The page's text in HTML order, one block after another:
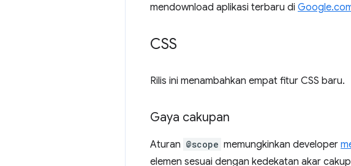
mendownload aplikasi terbaru di
CSS
Rilis ini menambahkan empat fitur CSS baru.
Gaya cakupan
Aturan @scope memungkinkan developer
elemen sesuai dengan kedekatan akar